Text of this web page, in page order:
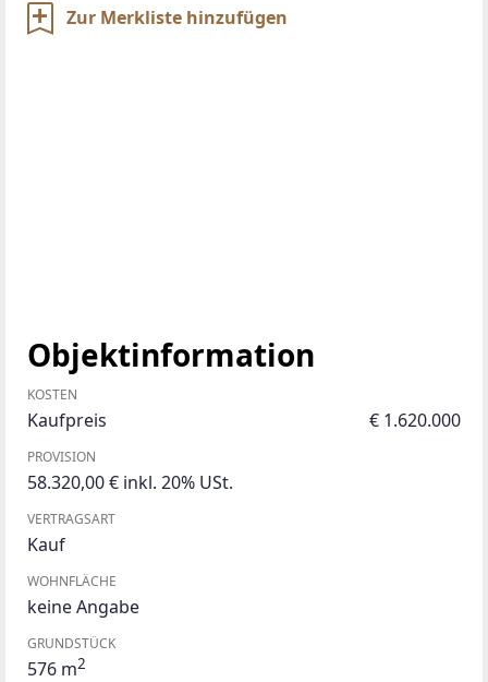
Zur Merkliste hinzufügen
Objektinformation
KOSTEN
Kaufpreis € 1.620.000
PROVISION
58.320,00 € inkl. 20% USt.
VERTRAGSART
Kauf
WOHNFLÄCHE
keine Angabe
GRUNDSTÜCK
576 m2